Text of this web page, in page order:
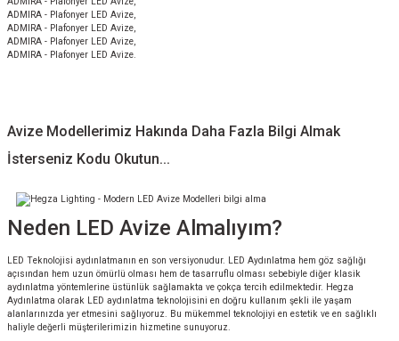
ADMIRA - Plafonyer LED Avize,
ADMIRA - Plafonyer LED Avize,
ADMIRA - Plafonyer LED Avize,
ADMIRA - Plafonyer LED Avize.
Avize Modellerimiz Hakında Daha Fazla Bilgi Almak
İsterseniz Kodu Okutun...
Neden LED Avize Almalıyım?
LED Teknolojisi aydınlatmanın en son versiyonudur. LED Aydınlatma hem göz sağlığı
açısından hem uzun ömürlü olması hem de tasarruflu olması sebebiyle diğer klasik
aydınlatma yöntemlerine üstünlük sağlamakta ve çokça tercih edilmektedir. Hegza
Aydınlatma olarak LED aydınlatma teknolojisini en doğru kullanım şekli ile yaşam
alanlarınızda yer etmesini sağlıyoruz. Bu mükemmel teknolojiyi en estetik ve en sağlıklı
haliyle değerli müşterilerimizin hizmetine sunuyoruz.